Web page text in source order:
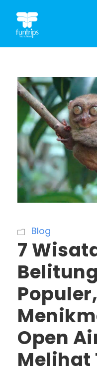
Blog
7
Populer,
Open
Melihat